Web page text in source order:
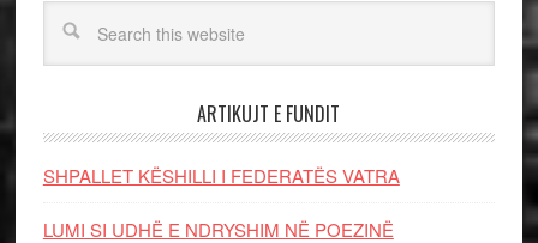
ARTIKUJT E FUNDIT
SHPALLET KËSHILLI I FEDERATËS VATRA
LUMI SI UDHË E NDRYSHIM NË POEZINË